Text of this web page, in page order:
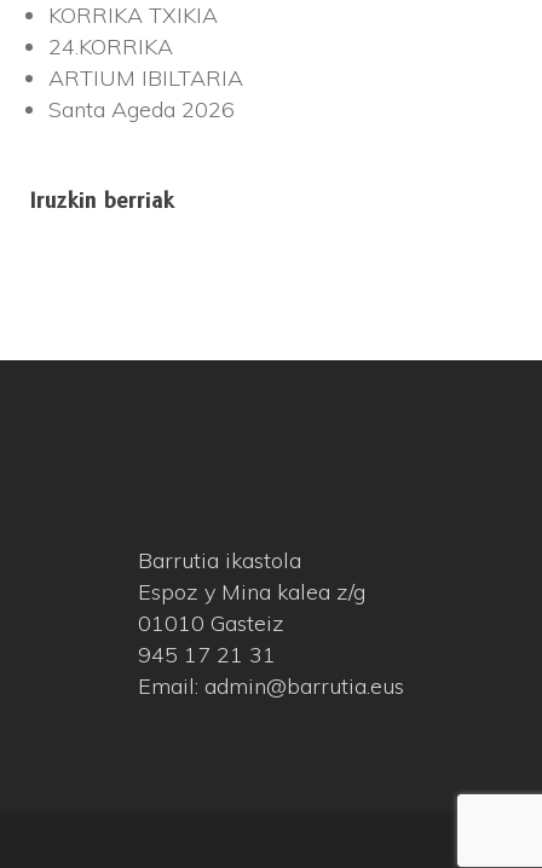
KORRIKA TXIKIA
24.KORRIKA
ARTIUM IBILTARIA
Santa Ageda 2026
Iruzkin berriak
Barrutia ikastola
Espoz y Mina kalea z/g
01010 Gasteiz
945 17 21 31
Email: admin@barrutia.eus